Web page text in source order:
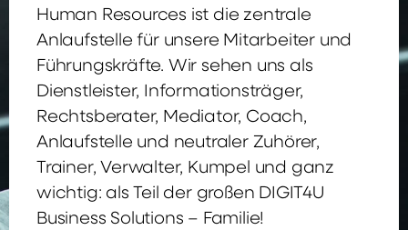
Human Resources ist die zentrale
Anlaufstelle für unsere Mitarbeiter und
Führungskräfte. Wir sehen uns als
Dienstleister, Informationsträger,
Rechtsberater, Mediator, Coach,
Anlaufstelle und neutraler Zuhörer,
Trainer, Verwalter, Kumpel und ganz
wichtig: als Teil der großen DIGIT4U
Business Solutions – Familie!